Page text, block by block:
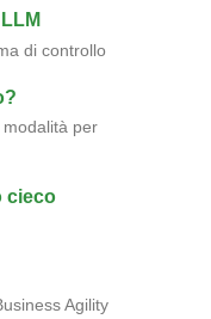
di controllo
per
cieco
Agility